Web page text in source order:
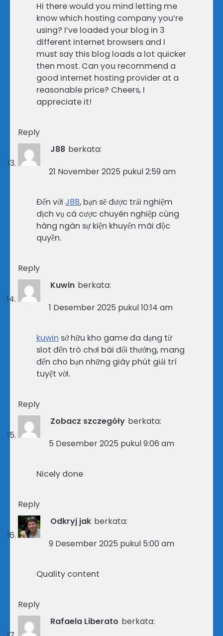
Hi there would you mind letting me
know which hosting company you’re
using? I’ve loaded your blog in 3
different internet browsers and I
must say this blog loads a lot quicker
then most. Can you recommend a
good internet hosting provider at a
reasonable price? Cheers, I
appreciate it!
Reply
J88 berkata:
21 November 2025 pukul 2:59 am
Đến với J88, bạn sẽ được trải nghiệm
dịch vụ cá cược chuyên nghiệp cùng
hàng ngàn sự kiện khuyến mãi độc
quyền.
Reply
Kuwin berkata:
1 Desember 2025 pukul 10:14 am
kuwin sở hữu kho game đa dạng từ
slot đến trò chơi bài đổi thưởng, mang
đến cho bạn những giây phút giải trí
tuyệt vời.
Reply
Zobacz szczegóły berkata:
5 Desember 2025 pukul 9:06 am
Nicely done
Reply
Odkryj jak berkata:
9 Desember 2025 pukul 5:00 am
Quality content
Reply
Rafaela Liberato berkata: